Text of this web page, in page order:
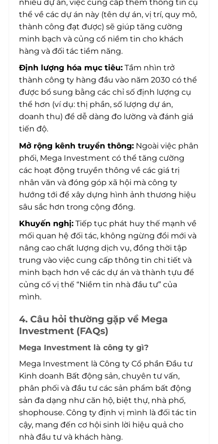
nhiều dự án, việc cung cấp thêm thông tin cụ
thể về các dự án này (tên dự án, vị trí, quy mô,
thành công đạt được) sẽ giúp tăng cường
minh bạch và củng cố niềm tin cho khách
hàng và đối tác tiềm năng.
Định lượng hóa mục tiêu: Tầm nhìn trở
thành công ty hàng đầu vào năm 2030 có thể
được bổ sung bằng các chỉ số định lượng cụ
thể hơn (ví dụ: thị phần, số lượng dự án,
doanh thu) để dễ dàng đo lường và đánh giá
tiến độ.
Mở rộng kênh truyền thông: Ngoài việc phân
phối, Mega Investment có thể tăng cường
các hoạt động truyền thông về các giá trị
nhân văn và đóng góp xã hội mà công ty
hướng tới để xây dựng hình ảnh thương hiệu
sâu sắc hơn trong cộng đồng.
Khuyến nghị: Tiếp tục phát huy thế mạnh về
mối quan hệ đối tác, không ngừng đổi mới và
nâng cao chất lượng dịch vụ, đồng thời tập
trung vào việc cung cấp thông tin chi tiết và
minh bạch hơn về các dự án và thành tựu để
củng cố vị thế “Niềm tin nhà đầu tư” của
mình.
4. Câu hỏi thường gặp về Mega
Investment (FAQs)
Mega Investment là công ty gì?
Mega Investment là Công ty Cổ phần Đầu tư
Kinh doanh Bất động sản, chuyên tư vấn,
phân phối và đầu tư các sản phẩm bất động
sản đa dạng như căn hộ, biệt thự, nhà phố,
shophouse. Công ty định vị mình là đối tác tin
cậy, mang đến cơ hội sinh lời hiệu quả cho
nhà đầu tư và khách hàng.